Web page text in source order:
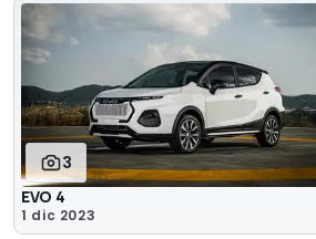
3
EVO 4
1 dic 2023